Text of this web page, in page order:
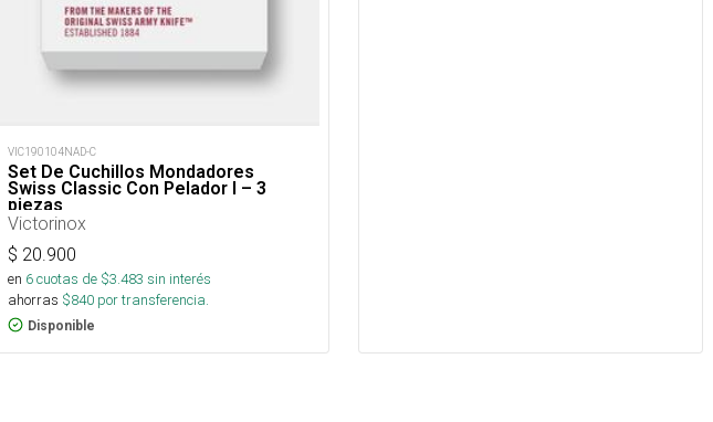
VIC190104NAD-C
Set De Cuchillos Mondadores
Swiss Classic Con Pelador I – 3
piezas
Victorinox
$ 20.900
en 6cuotas de $3.483 sin interés
ahorras $840 por transferencia.
Disponible